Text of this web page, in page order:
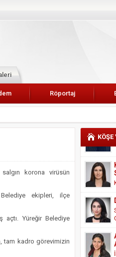
Röportaj
korona virüsün
Belediye ekipleri, ilçe
açtı. Yüreğir Belediye
tam kadro görevimizin